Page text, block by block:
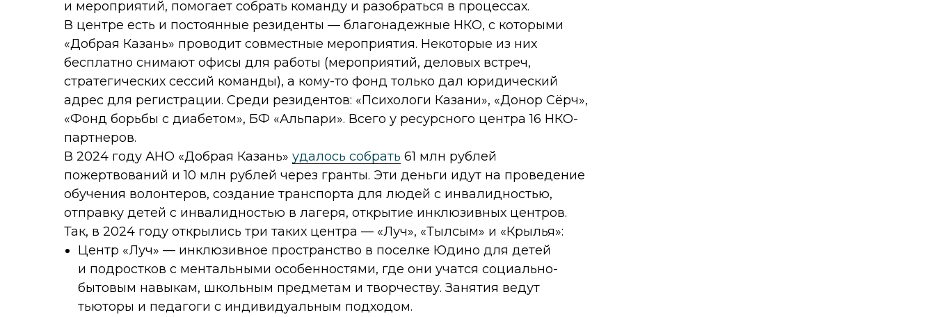
и мероприятий, помогает собрать команду и разобраться в процессах.
В центре есть и постоянные резиденты — благонадежные НКО, с которыми
«Добрая Казань» проводит совместные мероприятия. Некоторые из них
бесплатно снимают офисы для работы (мероприятий, деловых встреч,
стратегических сессий команды), а кому-то фонд только дал юридический
адрес для регистрации. Среди резидентов: «Психологи Казани», «Донор Сёрч»,
«Фонд борьбы с диабетом», БФ «Альпари». Всего у ресурсного центра 16 НКО-
партнеров.
В 2024 году АНО «Добрая Казань» удалось собрать 61 млн рублей
пожертвований и 10 млн рублей через гранты. Эти деньги идут на проведение
обучения волонтеров, создание транспорта для людей с инвалидностью,
отправку детей с инвалидностью в лагеря, открытие инклюзивных центров.
Так, в 2024 году открылись три таких центра — «Луч», «Тылсым» и «Крылья»:
Центр «Луч» — инклюзивное пространство в поселке Юдино для детей
и подростков с ментальными особенностями, где они учатся социально-
бытовым навыкам, школьным предметам и творчеству. Занятия ведут
тьюторы и педагоги с индивидуальным подходом.